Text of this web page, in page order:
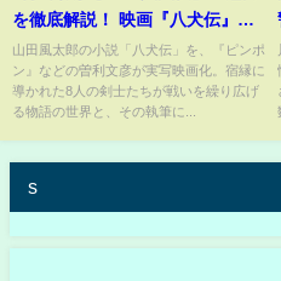
を徹底解説！ 映画『八犬伝』特
別映像
山田風太郎の小説「八犬伝」を、『ピンポ
ン』などの曽利文彦が実写映画化。宿縁に
導かれた8人の剣士たちが戦いを繰り広げ
る物語の世界と、その執筆に...
s